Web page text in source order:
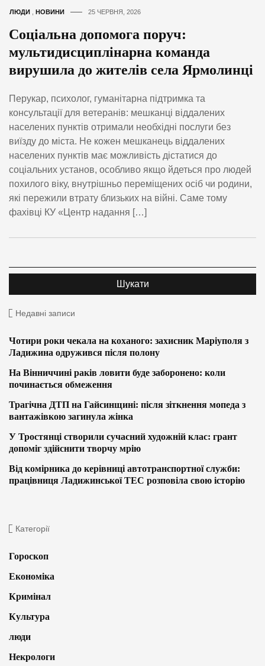
ЛЮДИ НОВИНИ 25 ЧЕРВНЯ, 2026
Соціальна допомога поруч:
мультидисциплінарна команда
вирушила до жителів села Ярмолинці
Перукар, психолог, гуманітарна підтримка та
консультації для ветеранів: мешканці віддалених
населених пунктів отримали необхідні послуги без
виїзду до міста. Не кожен мешканець віддалених
населених пунктів має можливість дістатися до
соціальних установ, особливо якщо йдеться про людей
похилого віку, внутрішньо переміщених осіб чи родини,
які пережили втрату близьких на війні. Саме тому
фахівці КУ «Центр надання […]
Недавні записи
Чотири роки чекала на коханого: захисник Маріуполя з
Ладижина одружився після полону
На Вінниччині раків ловити буде заборонено: коли
починається обмеження
Трагічна ДТП на Гайсинщині: після зіткнення мопеда з
вантажівкою загинула жінка
У Тростянці створили сучасний художній клас: грант
допоміг здійснити творчу мрію
Від комірника до керівниці автотранспортної служби:
працівниця Ладижинської ТЕС розповіла свою історію
Категорії
Гороскоп
Економіка
Кримінал
Культура
люди
Некрологи